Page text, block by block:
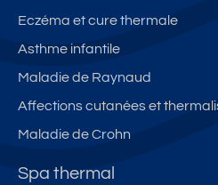
Eczéma et cure thermale
Asthme infantile
Maladie de Raynaud
Affections cutanées et
Maladie de Crohn
Spa thermal